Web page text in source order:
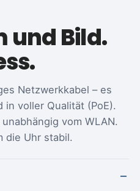
und Bild.
Netzwerkkabel – es
voller Qualität (PoE).
vom WLAN.
die Uhr stabil.